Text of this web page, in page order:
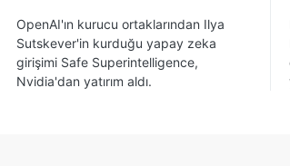
OpenAI'ın kurucu ortaklarından Ilya
Sutskever'in kurduğu yapay zeka
girişimi Safe Superintelligence,
Nvidia'dan yatırım aldı.